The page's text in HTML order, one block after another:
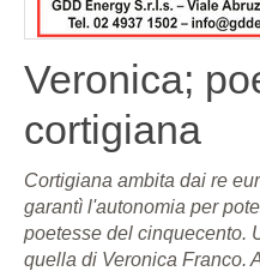
Veronica;
cortigiana
Cortigiana ambita dai re
garantì l'autonomia per
poetesse del cinquecento.
quella di Veronica Franco.